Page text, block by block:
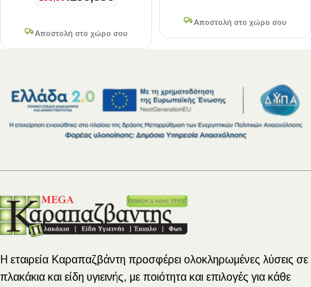
Αποστολή στο χώρο σου
Αποστολή στο χώρο σου
Η εταιρεία Καραπαζβάντη προσφέρει ολοκληρωμένες λύσεις σε
πλακάκια και είδη υγιεινής, με ποιότητα και επιλογές για κάθε